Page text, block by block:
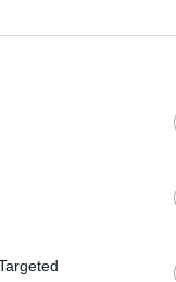
00:02:08